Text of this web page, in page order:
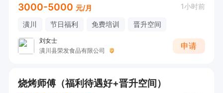
3000-5000 元/月 1小时前
潢川 节日福利 免费培训 晋升空间
刘女士
潢川县荣发食品有限公司
申请
烧烤师傅（福利待遇好+晋升空间）